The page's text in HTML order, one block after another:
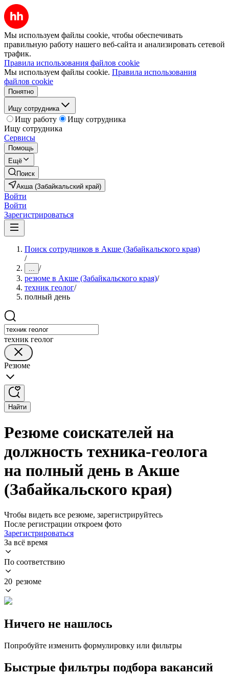
Мы используем файлы cookie, чтобы обеспечивать
правильную работу нашего веб-сайта и анализировать сетевой
трафик.
Правила использования файлов cookie
Мы используем файлы cookie. Правила использования
файлов cookie
Понятно
Ищу сотрудника
Ищу работу
Ищу сотрудника
Ищу сотрудника
Сервисы
Помощь
Ещё
Поиск
Акша (Забайкальский край)
Войти
Войти
Зарегистрироваться
Поиск сотрудников в Акше (Забайкальского края)
/
... /
резюме в Акше (Забайкальского края)/
техник геолог/
полный день
техник геолог
Резюме
Найти
Резюме соискателей на
должность техника-геолога
на полный день в Акше
(Забайкальского края)
Чтобы видеть все резюме, зарегистрируйтесь
После регистрации откроем фото
Зарегистрироваться
За всё время
По соответствию
20 резюме
Ничего не нашлось
Попробуйте изменить формулировку или фильтры
Быстрые фильтры подбора вакансий